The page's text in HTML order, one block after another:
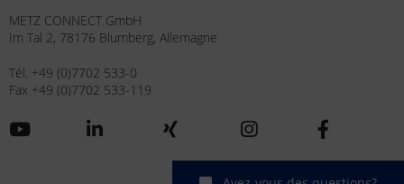
METZ CONNECT GmbH
Im Tal 2, 78176 Blumberg, Allemagne
Tél. +49 (0)7702 533-0
Fax +49 (0)7702 533-119